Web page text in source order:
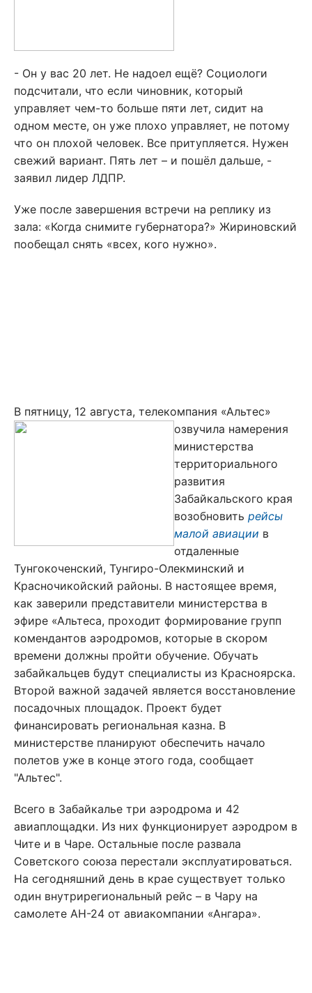
- Он у вас 20 лет. Не надоел ещё? Социологи
подсчитали, что если чиновник, который
управляет чем-то больше пяти лет, сидит на
одном месте, он уже плохо управляет, не потому
что он плохой человек. Все притупляется. Нужен
свежий вариант. Пять лет – и пошёл дальше, -
заявил лидер ЛДПР.
Уже после завершения встречи на реплику из
зала: «Когда снимите губернатора?» Жириновский
пообещал снять «всех, кого нужно».
В пятницу, 12 августа, телекомпания «Альтес»
озвучила намерения
министерства
территориального
развития
Забайкальского края
возобновить рейсы
малой авиации в
отдаленные
Тунгокоченский, Тунгиро-Олекминский и
Красночикойский районы. В настоящее время,
как заверили представители министерства в
эфире «Альтеса, проходит формирование групп
комендантов аэродромов, которые в скором
времени должны пройти обучение. Обучать
забайкальцев будут специалисты из Красноярска.
Второй важной задачей является восстановление
посадочных площадок. Проект будет
финансировать региональная казна. В
министерстве планируют обеспечить начало
полетов уже в конце этого года, сообщает
"Альтес".
Всего в Забайкалье три аэродрома и 42
авиаплощадки. Из них функционирует аэродром в
Чите и в Чаре. Остальные после развала
Советского союза перестали эксплуатироваться.
На сегодняшний день в крае существует только
один внутрирегиональный рейс – в Чару на
самолете АН-24 от авиакомпании «Ангара».